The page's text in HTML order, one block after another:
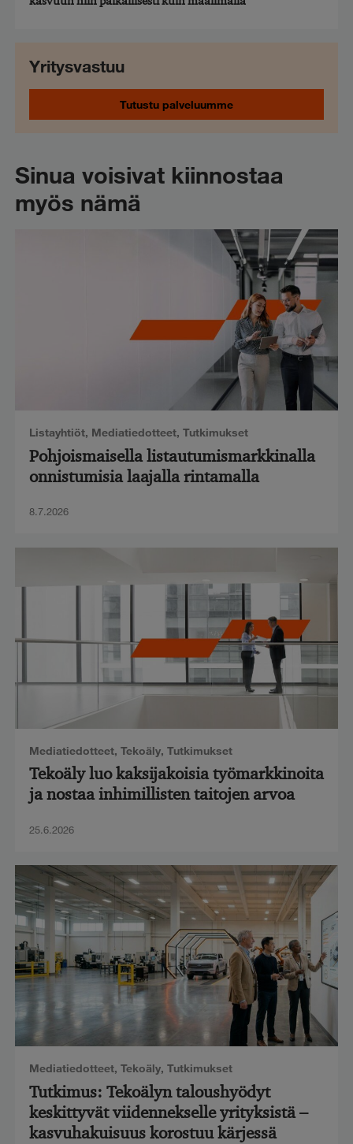
Yritysvastuu
Tutustu palveluumme
Sinua voisivat kiinnostaa
myös nämä
Listayhtiöt, Mediatiedotteet, Tutkimukset
Pohjoismaisella listautumismarkkinalla
onnistumisia laajalla rintamalla
8.7.2026
Mediatiedotteet, Tekoäly, Tutkimukset
Tekoäly luo kaksijakoisia työmarkkinoita
ja nostaa inhimillisten taitojen arvoa
25.6.2026
Mediatiedotteet, Tekoäly, Tutkimukset
Tutkimus: Tekoälyn taloushyödyt
keskittyvät viidennekselle yrityksistä –
kasvuhakuisuus korostuu kärjessä